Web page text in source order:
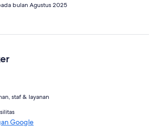
bulan Agustus 2025
staf & layanan
Google